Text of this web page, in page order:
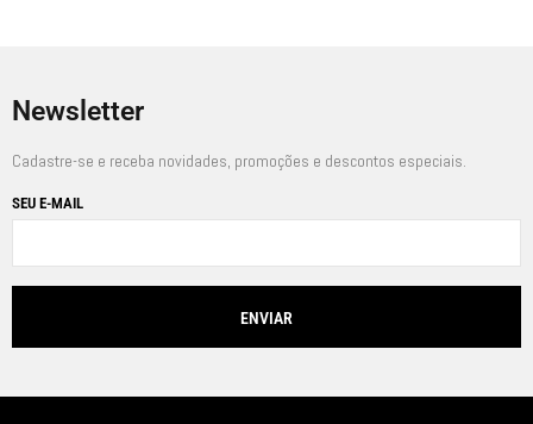
Newsletter
Cadastre-se e receba novidades, promoções e descontos especiais.
SEU E-MAIL